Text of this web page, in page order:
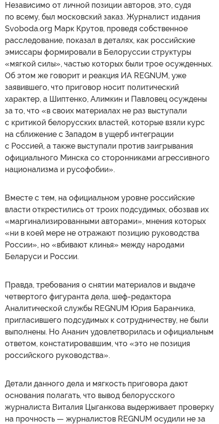
Независимо от личной позиции авторов, это, судя
по всему, был московский заказ. Журналист издания
Svoboda.org Марк Крутов, проведя собственное
расследование, показал в деталях, как российские
эмиссары формировали в Белоруссии структуры
«мягкой силы», частью которых были трое осужденных.
Об этом же говорит и реакция ИА REGNUM, уже
заявившего, что приговор носит политический
характер, а Шиптенко, Алимкин и Павловец осуждены
за то, что «в своих материалах не раз выступали
с критикой белорусских властей, которые взяли курс
на сближение с Западом в ущерб интеграции
с Россией, а также выступали против заигрывания
официального Минска со сторонниками агрессивного
национализма и русофобии».
Вместе с тем, на официальном уровне российские
власти открестились от троих подсудимых, обозвав их
«маргинализированными авторами», мнения которых
«ни в коей мере не отражают позицию руководства
России», но «вбивают клинья» между народами
Беларуси и России.
Правда, требования о снятии материалов и выдаче
четвертого фигуранта дела, шеф-редактора
Аналитической службы REGNUM Юрия Баранчика,
пригласившего подсудимых к сотрудничеству, не были
выполнены. Но Ананич удовлетворилась и официальным
ответом, констатировавшим, что «это не позиция
российского руководства».
Детали данного дела и мягкость приговора дают
основания полагать, что вывод белорусского
журналиста Виталия Цыганкова выдерживает проверку
на прочность — журналистов REGNUM осудили не за